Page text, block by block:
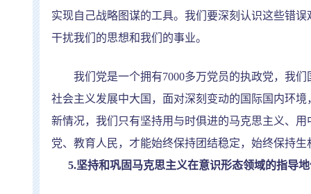
实现自己战略图谋的工具。我们要深刻认识这些错
干扰我们的思想和我们的事业。
我们党是一个拥有7000多万党员的执政党，我们
社会主义发展中大国，面对深刻变动的国际国内环
新情况，我们只有坚持用与时俱进的马克思主义、
党、教育人民，才能始终保持团结稳定，始终保持生
5.坚持和巩固马克思主义在意识形态领域的指导